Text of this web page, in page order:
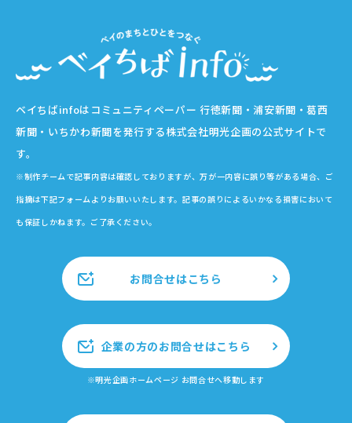
ベイちばinfoはコミュニティペーパー 行徳新聞・浦安新聞・葛西
新聞・いちかわ新聞を発行する株式会社明光企画の公式サイトで
す。
※制作チームで記事内容は確認しておりますが、万が一内容に誤り等がある場合、ご
指摘は下記フォームよりお願いいたします。記事の誤りによるいかなる損害において
も保証しかねます。ご了承ください。
お問合せはこちら
企業の方のお問合せはこちら
※明光企画ホームページ お問合せへ移動します